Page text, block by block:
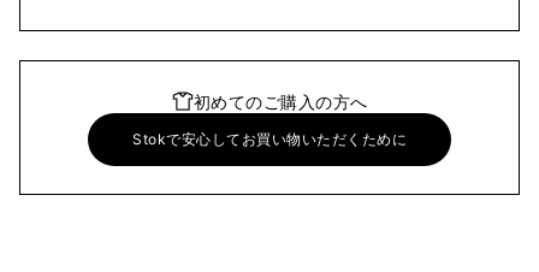
初めてのご購入の方へ
Stokで安心してお買い物いただくために